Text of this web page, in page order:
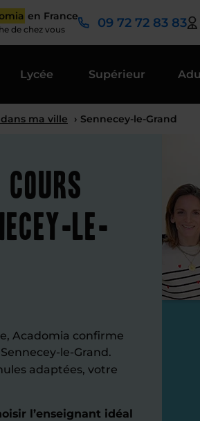
en France
de chez vous 09 72 72 83 83
Lycée Supérieur
ma ville › Sennecey-le-Grand
le-
Acadomia confirme
le-Grand.
adaptées, votre
l’enseignant idéal